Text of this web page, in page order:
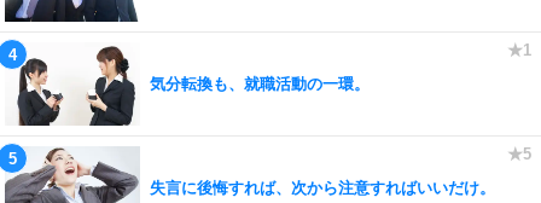
気分転換も、就職活動の一環。
失言に後悔すれば、次から注意すればいいだけ。